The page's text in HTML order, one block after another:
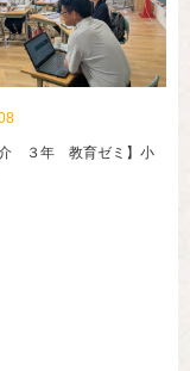
介 ３年 教育ゼミ】小